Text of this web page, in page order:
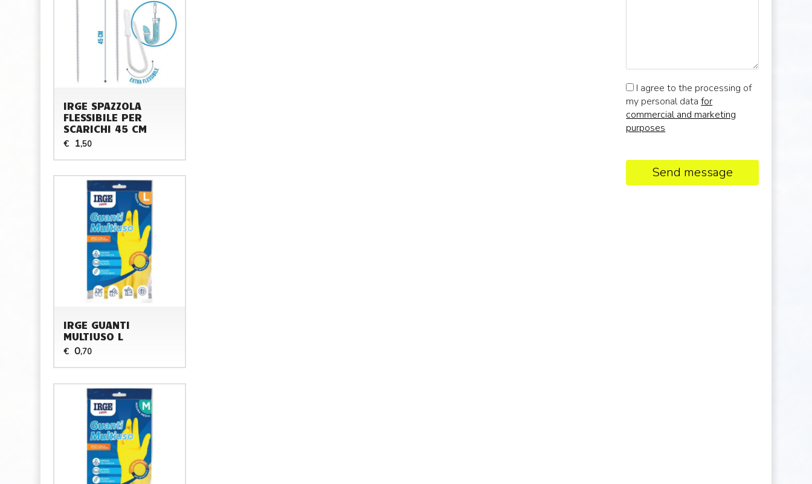
IRGE SPAZZOLA
FLESSIBILE PER
SCARICHI 45 CM
€ 1,50
IRGE GUANTI
MULTIUSO L
€ 0,70
I agree to the processing of
my personal datafor
commercial and marketing
purposes
Send message